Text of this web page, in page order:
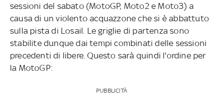
sessioni del sabato (MotoGP, Moto2 e Moto3) a
causa di un violento acquazzone che si è abbattuto
sulla pista di Losail. Le griglie di partenza sono
stabilite dunque dai tempi combinati delle sessioni
precedenti di libere. Questo sarà quindi l'ordine per
la MotoGP:
PUBBLICITÀ